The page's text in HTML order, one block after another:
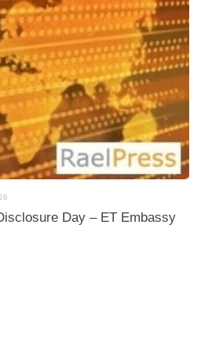
Day – ET Embassy